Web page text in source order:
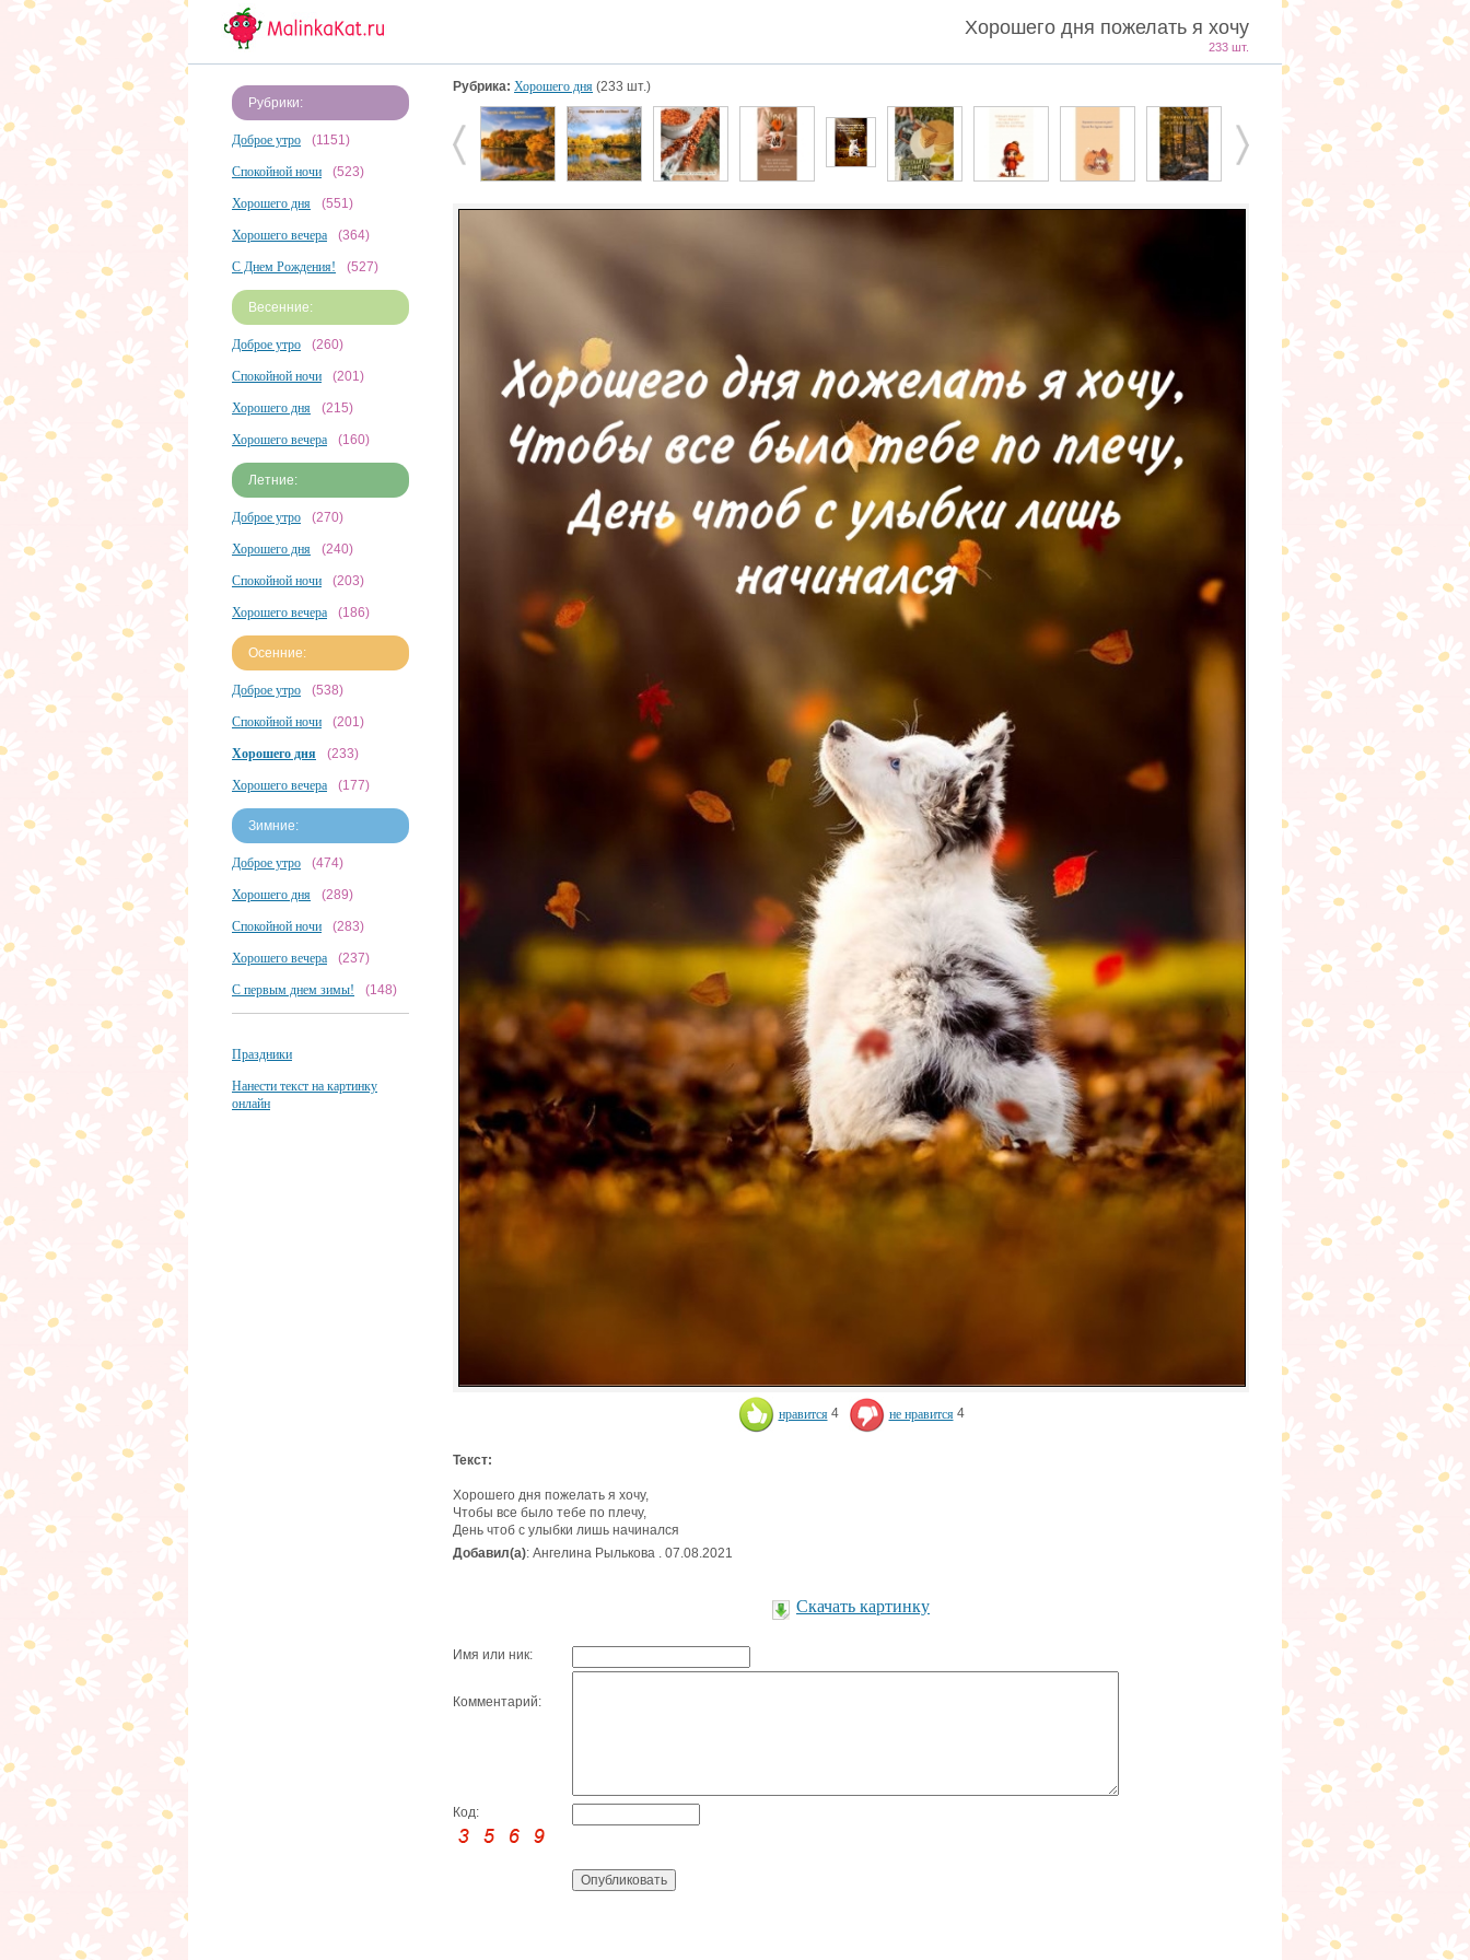
Хорошего дня пожелать я хочу
233 шт.
Рубрики:
Доброе утро (1151)
Спокойной ночи (523)
Хорошего дня (551)
Хорошего вечера (364)
С Днем Рождения! (527)
Весенние:
Доброе утро (260)
Спокойной ночи (201)
Хорошего дня (215)
Хорошего вечера (160)
Летние:
Доброе утро (270)
Хорошего дня (240)
Спокойной ночи (203)
Хорошего вечера (186)
Осенние:
Доброе утро (538)
Спокойной ночи (201)
Хорошего дня (233)
Хорошего вечера (177)
Зимние:
Доброе утро (474)
Хорошего дня (289)
Спокойной ночи (283)
Хорошего вечера (237)
С первым днем зимы! (148)
Праздники
Нанести текст на картинку
онлайн
Рубрика: Хорошего дня (233 шт.)
нравится 4 не нравится 4
Текст:
Хорошего дня пожелать я хочу,
Чтобы все было тебе по плечу,
День чтоб с улыбки лишь начинался
Добавил(а): Ангелина Рылькова . 07.08.2021
Скачать картинку
Имя или ник:
Комментарий:
Код: